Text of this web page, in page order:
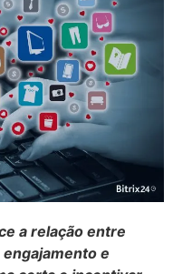
a relação entre
e